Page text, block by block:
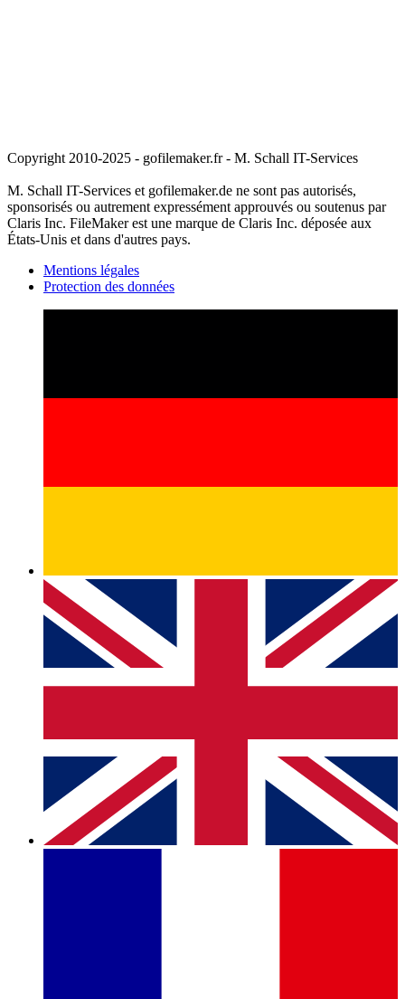
Copyright 2010-2025 - gofilemaker.fr - M. Schall IT-Services
M. Schall IT-Services et gofilemaker.de ne sont pas autorisés,
sponsorisés ou autrement expressément approuvés ou soutenus par
Claris Inc. FileMaker est une marque de Claris Inc. déposée aux
États-Unis et dans d'autres pays.
Mentions légales
Protection des données